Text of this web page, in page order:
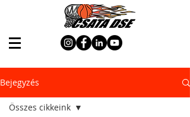
Bejegyzés
Összes cikkeink